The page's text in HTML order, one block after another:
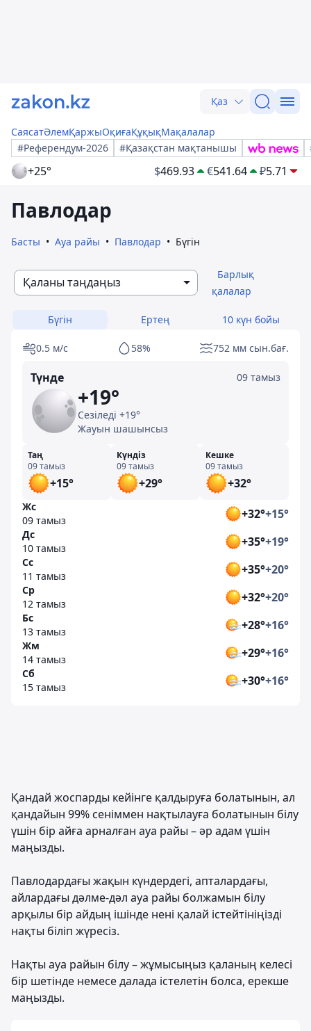
Қаз
СаясатӘлемҚаржыОқиғаҚұқықМақалалар
#Референдум-2026
#Қазақстан мақтанышы
+25° $469.93 €541.64 ₽5.71
Павлодар
Басты Ауа райы Павлодар Бүгін
Қаланы таңдаңыз
Барлық
қалалар
Бүгін Ертең 10 күн бойы
0.5 м/с 58% 752 мм сын.бағ.
Түнде 09 тамыз
+19°
Сезіледі +19°
Жауын шашынсыз
Таң
09 тамыз
+15°
Күндіз
09 тамыз
+29°
Кешке
09 тамыз
+32°
Жс
09 тамыз
+32°+15°
Дс
10 тамыз
+35°+19°
Сс
11 тамыз
+35°+20°
Ср
12 тамыз
+32°+20°
Бс
13 тамыз
+28°+16°
Жм
14 тамыз
+29°+16°
Сб
15 тамыз
+30°+16°
Қандай жоспарды кейінге қалдыруға болатынын, ал
қандайын 99% сеніммен нақтылауға болатынын білу
үшін бір айға арналған ауа райы – әр адам үшін
маңызды.
Павлодардағы жақын күндердегі, апталардағы,
айлардағы дәлме-дәл ауа райы болжамын білу
арқылы бір айдың ішінде нені қалай істейтініңізді
нақты біліп жүресіз.
Нақты ауа райын білу – жұмысыңыз қаланың келесі
бір шетінде немесе далада істелетін болса, ерекше
маңызды.